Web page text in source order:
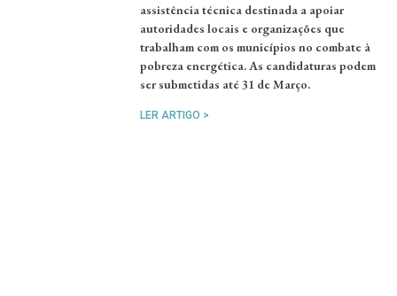
assistência técnica destinada a apoiar
autoridades locais e organizações que
trabalham com os municípios no combate à
pobreza energética. As candidaturas podem
ser submetidas até 31 de Março.
LER ARTIGO >